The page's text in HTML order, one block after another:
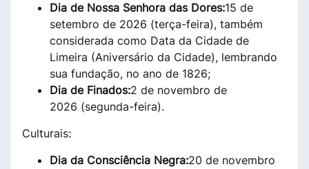
Dia de Nossa Senhora das Dores:15 de
setembro de 2026 (terça-feira), também
considerada como Data da Cidade de
Limeira (Aniversário da Cidade), lembrando
sua fundação, no ano de 1826;
Dia de Finados:2 de novembro de
2026 (segunda-feira).
Culturais:
Dia da Consciência Negra:20 de novembro